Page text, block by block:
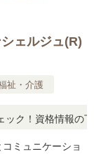
ェルジュ(R)
祉・介護
！資格情報の下か
ミュニケーショ